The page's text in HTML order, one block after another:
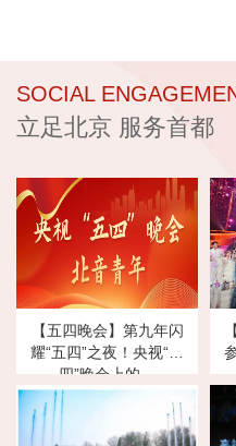
SOCIAL
立足北京 服务首都
【五四晚会】第九年闪
耀“五四”之夜！央视“五
四”晚会上的…